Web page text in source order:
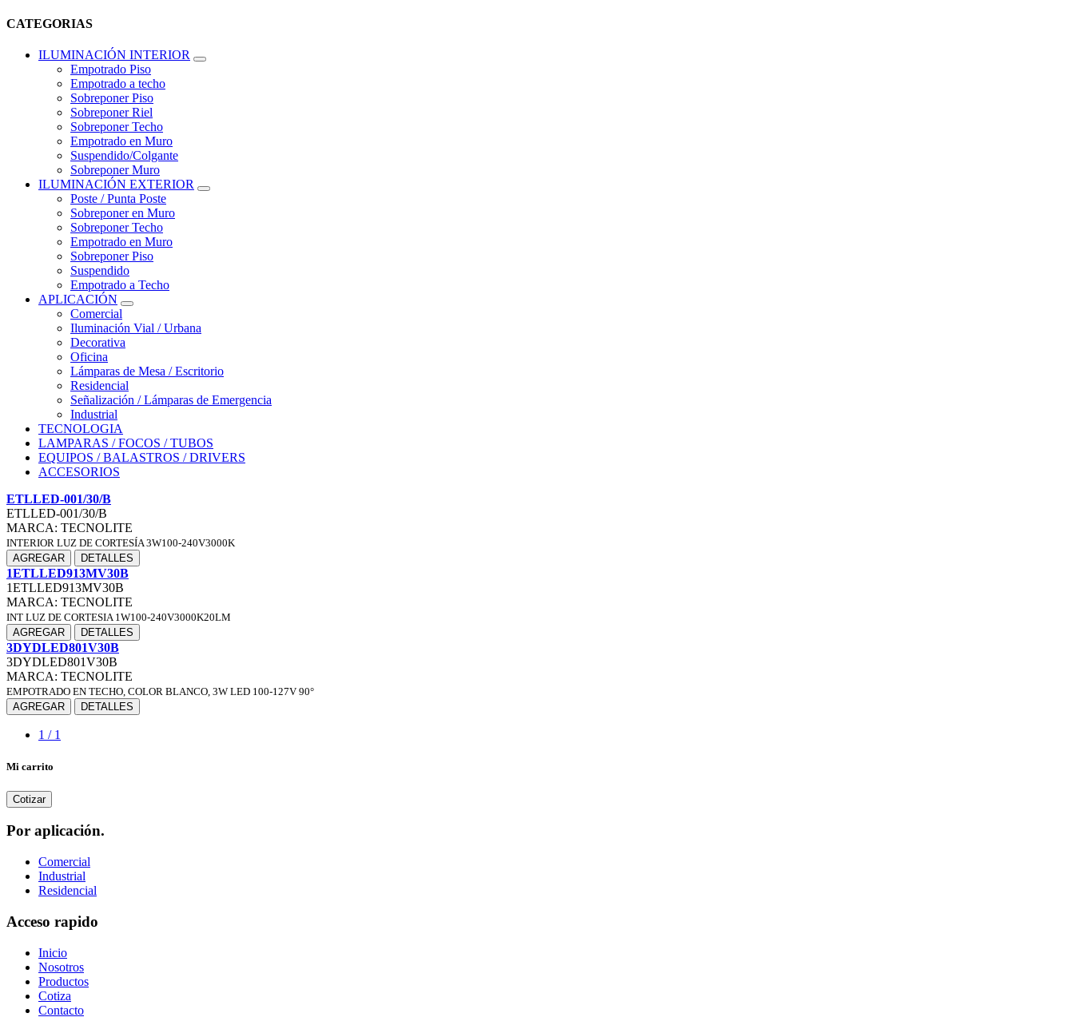
CATEGORIAS
ILUMINACIÓN INTERIOR
Empotrado Piso
Empotrado a techo
Sobreponer Piso
Sobreponer Riel
Sobreponer Techo
Empotrado en Muro
Suspendido/Colgante
Sobreponer Muro
ILUMINACIÓN EXTERIOR
Poste / Punta Poste
Sobreponer en Muro
Sobreponer Techo
Empotrado en Muro
Sobreponer Piso
Suspendido
Empotrado a Techo
APLICACIÓN
Comercial
Iluminación Vial / Urbana
Decorativa
Oficina
Lámparas de Mesa / Escritorio
Residencial
Señalización / Lámparas de Emergencia
Industrial
TECNOLOGIA
LAMPARAS / FOCOS / TUBOS
EQUIPOS / BALASTROS / DRIVERS
ACCESORIOS
ETLLED-001/30/B
ETLLED-001/30/B
MARCA: TECNOLITE
INTERIOR LUZ DE CORTESÍA 3W100-240V3000K
AGREGAR
DETALLES
1ETLLED913MV30B
1ETLLED913MV30B
MARCA: TECNOLITE
INT LUZ DE CORTESIA 1W100-240V3000K20LM
AGREGAR
DETALLES
3DYDLED801V30B
3DYDLED801V30B
MARCA: TECNOLITE
EMPOTRADO EN TECHO, COLOR BLANCO, 3W LED 100-127V 90°
AGREGAR
DETALLES
1 / 1
Mi carrito
Cotizar
Por aplicación.
Comercial
Industrial
Residencial
Acceso rapido
Inicio
Nosotros
Productos
Cotiza
Contacto